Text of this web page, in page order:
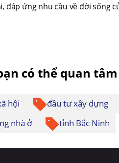
đáp ứng nhu cầu về đời sống
có thể quan tâm
hội đầu tư xây dựng
nhà ở
tỉnh Bắc Ninh